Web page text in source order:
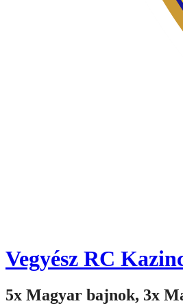
Vegyész RC
5x Magyar bajnok, 3x